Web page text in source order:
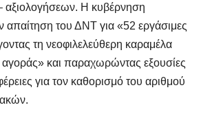
αξιολογήσεων. Η κυβέρνηση
απαίτηση του ΔΝΤ για «52 εργάσιμες
τη νεοφιλελεύθερη καραμέλα
και παραχωρώντας εξουσίες
για τον καθορισμό του αριθμού